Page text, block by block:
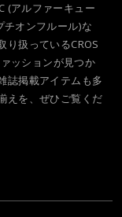
(アルファーキュー
オンフルール)な
り扱っているCROS
ッションが見つか
誌掲載アイテムも多
えを、ぜひご覧くだ